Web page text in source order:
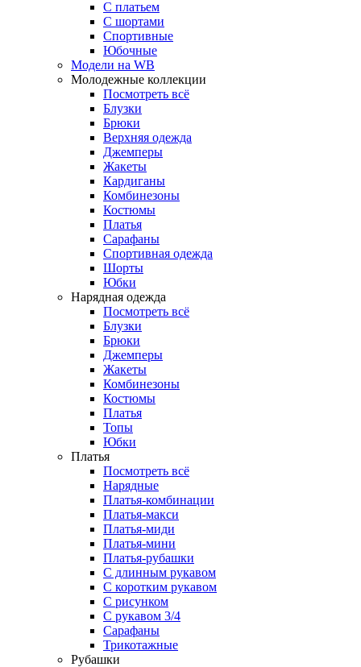
С платьем
С шортами
Спортивные
Юбочные
Модели на WB
Молодежные коллекции
Посмотреть всё
Блузки
Брюки
Верхняя одежда
Джемперы
Жакеты
Кардиганы
Комбинезоны
Костюмы
Платья
Сарафаны
Спортивная одежда
Шорты
Юбки
Нарядная одежда
Посмотреть всё
Блузки
Брюки
Джемперы
Жакеты
Комбинезоны
Костюмы
Платья
Топы
Юбки
Платья
Посмотреть всё
Нарядные
Платья-комбинации
Платья-макси
Платья-миди
Платья-мини
Платья-рубашки
С длинным рукавом
С коротким рукавом
С рисунком
С рукавом 3/4
Сарафаны
Трикотажные
Рубашки